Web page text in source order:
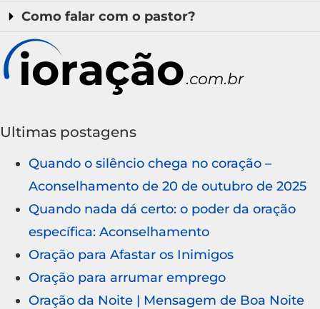
Como falar com o pastor?
Ultimas postagens
Quando o silêncio chega no coração –
Aconselhamento de 20 de outubro de 2025
Quando nada dá certo: o poder da oração
específica: Aconselhamento
Oração para Afastar os Inimigos
Oração para arrumar emprego
Oração da Noite | Mensagem de Boa Noite